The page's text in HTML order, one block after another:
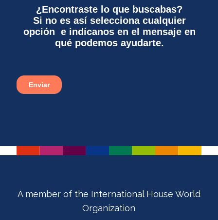
A member of the International House World
Organization